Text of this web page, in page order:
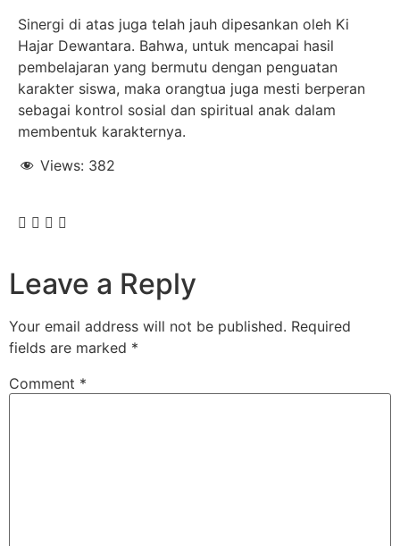
Sinergi di atas juga telah jauh dipesankan oleh Ki
Hajar Dewantara. Bahwa, untuk mencapai hasil
pembelajaran yang bermutu dengan penguatan
karakter siswa, maka orangtua juga mesti berperan
sebagai kontrol sosial dan spiritual anak dalam
membentuk karakternya.
Views: 382
Leave a Reply
Your email address will not be published. Required
fields are marked *
Comment *